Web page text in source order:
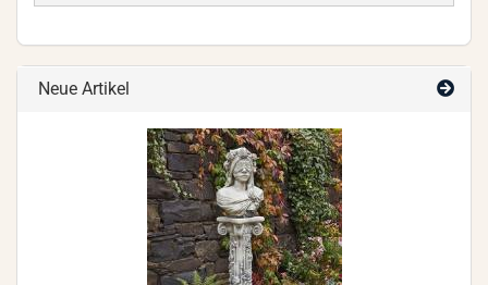
Neue Artikel